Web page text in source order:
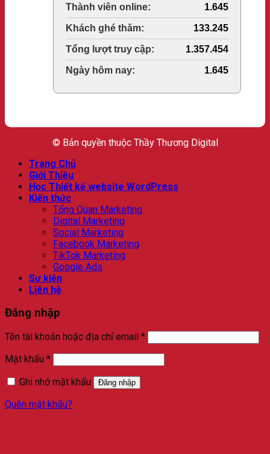
Today's Views: 1.645
Last 30 Days Views: 133.245
Total Views: 1.357.454
Total Users: 1.645
© Bản quyền thuộc Thầy Thương Digital
Trang Chủ
Giới Thiệu
Học Thiết kế website WordPress
Kiến thức
Tổng Quan Marketing
Digital Marketing
Social Marketing
Facebook Marketing
TikTok Marketing
Google Ads
Sự kiện
Liên hệ
Đăng nhập
Tên tài khoản hoặc địa chỉ email *Bắt
buộc
Mật khẩu *Bắt
buộc
Ghi nhớ mật khẩu
Đăng nhập
Quên mật khẩu?